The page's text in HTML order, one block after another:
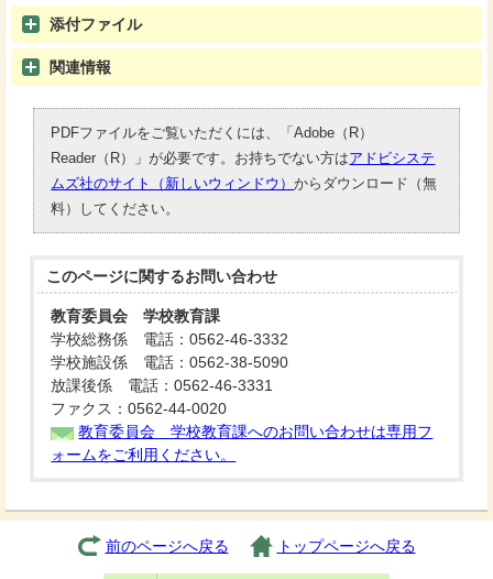
添付ファイル
関連情報
PDFファイルをご覧いただくには、「Adobe（R）
Reader（R）」が必要です。お持ちでない方はアドビシステ
ムズ社のサイト（新しいウィンドウ）からダウンロード（無
料）してください。
このページに関するお問い合わせ
教育委員会 学校教育課
学校総務係 電話：0562-46-3332
学校施設係 電話：0562-38-5090
放課後係 電話：0562-46-3331
ファクス：0562-44-0020
教育委員会 学校教育課へのお問い合わせは専用フ
ォームをご利用ください。
前のページへ戻る トップページへ戻る